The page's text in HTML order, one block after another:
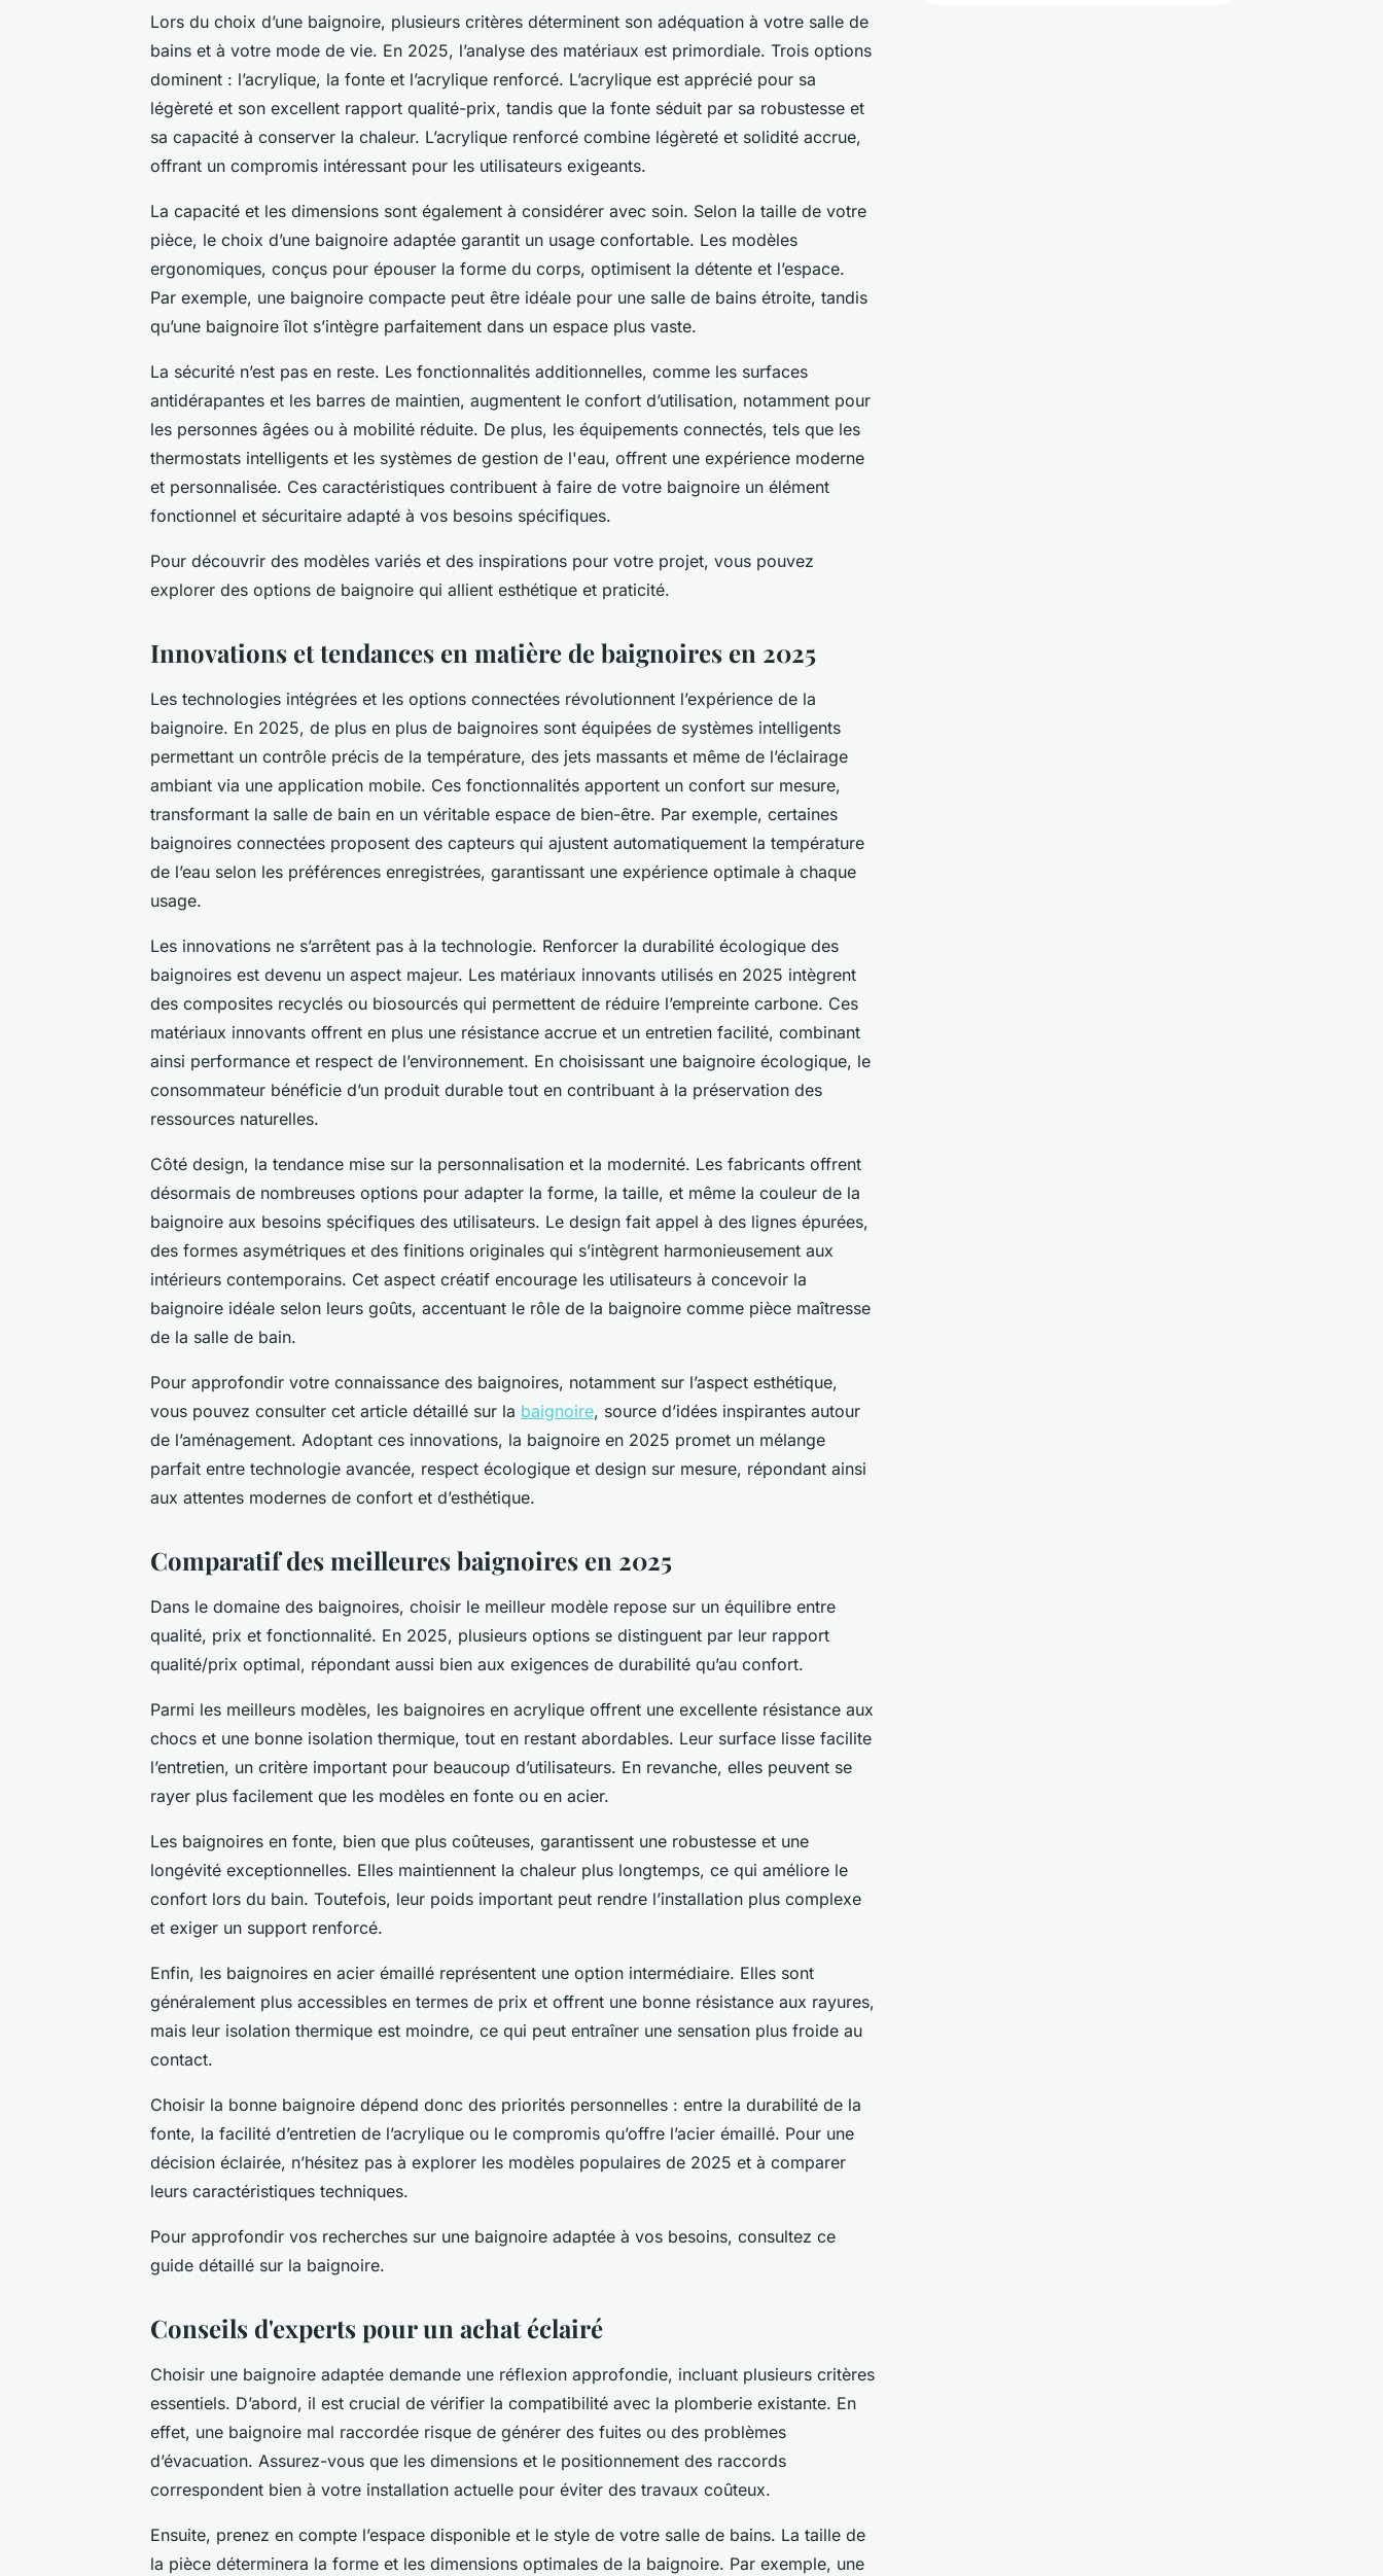
Lors du choix d’une baignoire, plusieurs critères déterminent son adéquation à votre salle de
bains et à votre mode de vie. En 2025, l’analyse des matériaux est primordiale. Trois options
dominent : l’acrylique, la fonte et l’acrylique renforcé. L’acrylique est apprécié pour sa
légèreté et son excellent rapport qualité-prix, tandis que la fonte séduit par sa robustesse et
sa capacité à conserver la chaleur. L’acrylique renforcé combine légèreté et solidité accrue,
offrant un compromis intéressant pour les utilisateurs exigeants.
La capacité et les dimensions sont également à considérer avec soin. Selon la taille de votre
pièce, le choix d’une baignoire adaptée garantit un usage confortable. Les modèles
ergonomiques, conçus pour épouser la forme du corps, optimisent la détente et l’espace.
Par exemple, une baignoire compacte peut être idéale pour une salle de bains étroite, tandis
qu’une baignoire îlot s’intègre parfaitement dans un espace plus vaste.
La sécurité n’est pas en reste. Les fonctionnalités additionnelles, comme les surfaces
antidérapantes et les barres de maintien, augmentent le confort d’utilisation, notamment pour
les personnes âgées ou à mobilité réduite. De plus, les équipements connectés, tels que les
thermostats intelligents et les systèmes de gestion de l'eau, offrent une expérience moderne
et personnalisée. Ces caractéristiques contribuent à faire de votre baignoire un élément
fonctionnel et sécuritaire adapté à vos besoins spécifiques.
Pour découvrir des modèles variés et des inspirations pour votre projet, vous pouvez
explorer des options de baignoire qui allient esthétique et praticité.
Innovations et tendances en matière de baignoires en 2025
Les technologies intégrées et les options connectées révolutionnent l’expérience de la
baignoire. En 2025, de plus en plus de baignoires sont équipées de systèmes intelligents
permettant un contrôle précis de la température, des jets massants et même de l’éclairage
ambiant via une application mobile. Ces fonctionnalités apportent un confort sur mesure,
transformant la salle de bain en un véritable espace de bien-être. Par exemple, certaines
baignoires connectées proposent des capteurs qui ajustent automatiquement la température
de l’eau selon les préférences enregistrées, garantissant une expérience optimale à chaque
usage.
Les innovations ne s’arrêtent pas à la technologie. Renforcer la durabilité écologique des
baignoires est devenu un aspect majeur. Les matériaux innovants utilisés en 2025 intègrent
des composites recyclés ou biosourcés qui permettent de réduire l’empreinte carbone. Ces
matériaux innovants offrent en plus une résistance accrue et un entretien facilité, combinant
ainsi performance et respect de l’environnement. En choisissant une baignoire écologique, le
consommateur bénéficie d’un produit durable tout en contribuant à la préservation des
ressources naturelles.
Côté design, la tendance mise sur la personnalisation et la modernité. Les fabricants offrent
désormais de nombreuses options pour adapter la forme, la taille, et même la couleur de la
baignoire aux besoins spécifiques des utilisateurs. Le design fait appel à des lignes épurées,
des formes asymétriques et des finitions originales qui s’intègrent harmonieusement aux
intérieurs contemporains. Cet aspect créatif encourage les utilisateurs à concevoir la
baignoire idéale selon leurs goûts, accentuant le rôle de la baignoire comme pièce maîtresse
de la salle de bain.
Pour approfondir votre connaissance des baignoires, notamment sur l’aspect esthétique,
vous pouvez consulter cet article détaillé sur la baignoire, source d’idées inspirantes autour
de l’aménagement. Adoptant ces innovations, la baignoire en 2025 promet un mélange
parfait entre technologie avancée, respect écologique et design sur mesure, répondant ainsi
aux attentes modernes de confort et d’esthétique.
Comparatif des meilleures baignoires en 2025
Dans le domaine des baignoires, choisir le meilleur modèle repose sur un équilibre entre
qualité, prix et fonctionnalité. En 2025, plusieurs options se distinguent par leur rapport
qualité/prix optimal, répondant aussi bien aux exigences de durabilité qu’au confort.
Parmi les meilleurs modèles, les baignoires en acrylique offrent une excellente résistance aux
chocs et une bonne isolation thermique, tout en restant abordables. Leur surface lisse facilite
l’entretien, un critère important pour beaucoup d’utilisateurs. En revanche, elles peuvent se
rayer plus facilement que les modèles en fonte ou en acier.
Les baignoires en fonte, bien que plus coûteuses, garantissent une robustesse et une
longévité exceptionnelles. Elles maintiennent la chaleur plus longtemps, ce qui améliore le
confort lors du bain. Toutefois, leur poids important peut rendre l’installation plus complexe
et exiger un support renforcé.
Enfin, les baignoires en acier émaillé représentent une option intermédiaire. Elles sont
généralement plus accessibles en termes de prix et offrent une bonne résistance aux rayures,
mais leur isolation thermique est moindre, ce qui peut entraîner une sensation plus froide au
contact.
Choisir la bonne baignoire dépend donc des priorités personnelles : entre la durabilité de la
fonte, la facilité d’entretien de l’acrylique ou le compromis qu’offre l’acier émaillé. Pour une
décision éclairée, n’hésitez pas à explorer les modèles populaires de 2025 et à comparer
leurs caractéristiques techniques.
Pour approfondir vos recherches sur une baignoire adaptée à vos besoins, consultez ce
guide détaillé sur la baignoire.
Conseils d'experts pour un achat éclairé
Choisir une baignoire adaptée demande une réflexion approfondie, incluant plusieurs critères
essentiels. D’abord, il est crucial de vérifier la compatibilité avec la plomberie existante. En
effet, une baignoire mal raccordée risque de générer des fuites ou des problèmes
d’évacuation. Assurez-vous que les dimensions et le positionnement des raccords
correspondent bien à votre installation actuelle pour éviter des travaux coûteux.
Ensuite, prenez en compte l’espace disponible et le style de votre salle de bains. La taille de
la pièce déterminera la forme et les dimensions optimales de la baignoire. Par exemple, une